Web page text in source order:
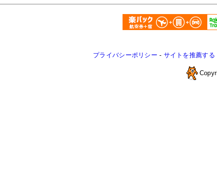
プライバシーポリシー - サイトを推薦する